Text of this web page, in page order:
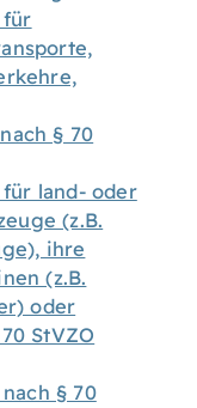
für
§ 70
land- oder
(z.B.
ihre
(z.B.
oder
StVZO
§ 70